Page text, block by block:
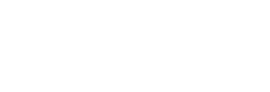
de perioadă.